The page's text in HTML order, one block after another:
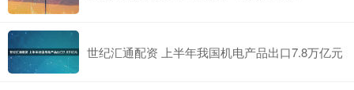
世纪汇通配资 上半年我国机电产品出口7.8万亿元